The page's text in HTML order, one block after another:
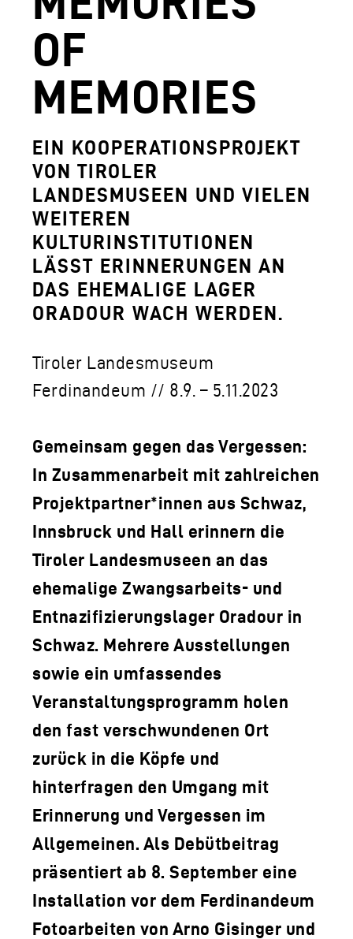
DOWNLOADS
FERDINANDEUM
HOFKIRCHE
DAS TIROL PANORAMA MIT
ZEUGHAUS
AGUNTUM MUSEUM -
SAMMLUNGS- UND
GESCHÄFTSFÜHRUNG
LOGO DER TLM
KONTAKT
OF
MEMORIES
EIN KOOPERATIONSPROJEKT
VON TIROLER
LANDESMUSEEN UND VIELEN
WEITEREN
KULTURINSTITUTIONEN
LÄSST ERINNERUNGEN AN
DAS EHEMALIGE LAGER
ORADOUR WACH WERDEN.
Tiroler Landesmuseum
Ferdinandeum // 8.9. – 5.11.2023
Gemeinsam gegen das Vergessen:
In Zusammenarbeit mit zahlreichen
Projektpartner*innen aus Schwaz,
Innsbruck und Hall erinnern die
Tiroler Landesmuseen an das
ehemalige Zwangsarbeits- und
Entnazifizierungslager Oradour in
Schwaz. Mehrere Ausstellungen
sowie ein umfassendes
Veranstaltungsprogramm holen
den fast verschwundenen Ort
zurück in die Köpfe und
hinterfragen den Umgang mit
Erinnerung und Vergessen im
Allgemeinen. Als Debütbeitrag
präsentiert ab 8. September eine
Installation vor dem Ferdinandeum
Fotoarbeiten von Arno Gisinger und